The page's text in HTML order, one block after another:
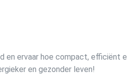
en ervaar hoe compact, efficiënt
en gezonder leven!